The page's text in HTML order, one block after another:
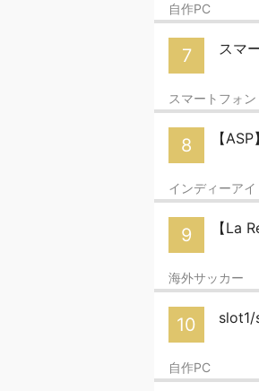
自作PC
7 スマ
スマートフォン
8 【
インディーア
9 【La
海外サッカー
10 slot1/
自作PC